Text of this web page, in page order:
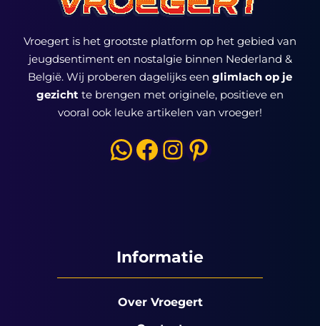
Vroegert is het grootste platform op het gebied van
jeugdsentiment en nostalgie binnen Nederland &
België. Wij proberen dagelijks een glimlach op je
gezicht te brengen met originele, positieve en
vooral ook leuke artikelen van vroeger!
WhatsApp
Facebook
Instagram
Pinterest
Informatie
Over Vroegert